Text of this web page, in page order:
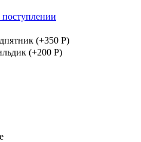
(+350 Р)
(+200 Р)